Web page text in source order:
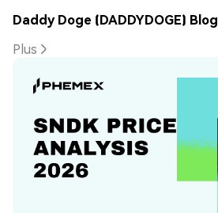
Daddy Doge (DADDYDOGE) Blog
Plus